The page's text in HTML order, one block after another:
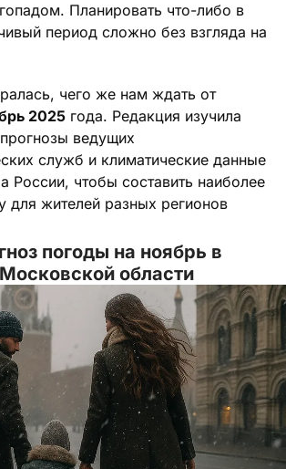
Планировать что-либо в
период сложно без взгляда на
чего же нам ждать от
2025 года. Редакция изучила
ведущих
служб и климатические данные
России, чтобы составить наиболее
для жителей разных регионов
погоды на ноябрь в
области